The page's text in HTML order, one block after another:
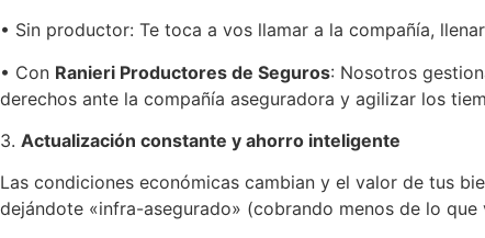
• Sin productor: Te toca a vos llamar a la compañía,
• Con Ranieri Productores de Seguros: Nosotros
derechos ante la compañía aseguradora y agilizar los
3. Actualización constante y ahorro inteligente
Las condiciones económicas cambian y el valor de tus
dejándote «infra-asegurado» (cobrando menos de lo que